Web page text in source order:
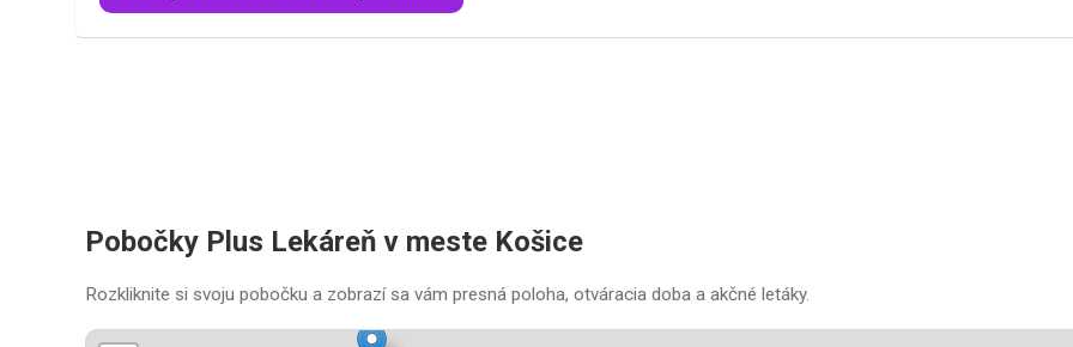
Pobočky Plus Lekáreň v meste Košice
Rozkliknite si svoju pobočku a zobrazí sa vám presná poloha, otváracia doba a akčné letáky.